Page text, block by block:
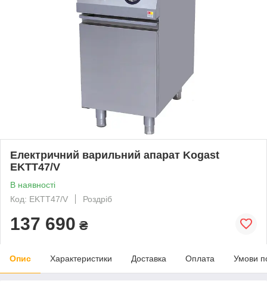
Електричний варильний апарат Kogast
EKTT47/V
В наявності
Код: EKTT47/V
Роздріб
137 690 ₴
Опис Характеристики Доставка Оплата Умови